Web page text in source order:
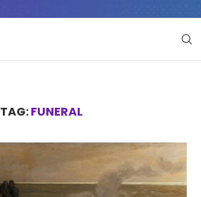
TAG:FUNERAL